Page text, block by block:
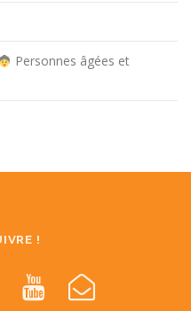
Personnes âgées et
!